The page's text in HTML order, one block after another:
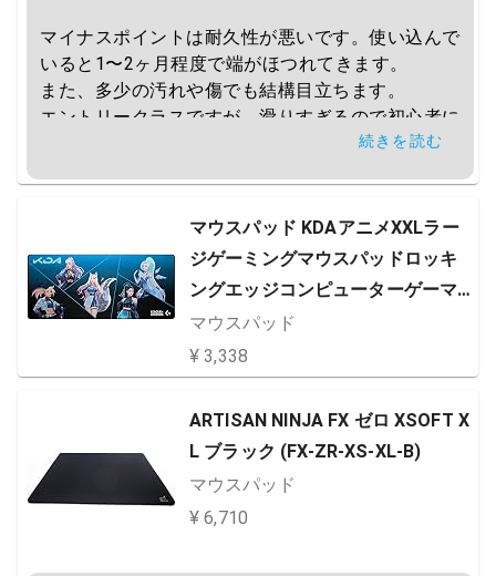
マイナスポイントは耐久性が悪いです。使い込んで
いると1〜2ヶ月程度で端がほつれてきます。
また、多少の汚れや傷でも結構目立ちます。
エントリークラスですが、滑りすぎるので初心者に
続きを読む
マウスパッド KDAアニメXXLラー
ジゲーミングマウスパッドロッキ
ングエッジコンピューターゲーマ
ーラップトップキーボードデスク
マット900x400x3mm
マウスパッド
¥ 3,338
ARTISAN NINJA FX ゼロ XSOFT X
L ブラック (FX-ZR-XS-XL-B)
マウスパッド
¥ 6,710